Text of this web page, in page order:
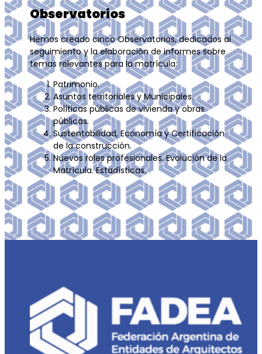
Observatorios
Hemos creado cinco Observatorios, dedicados al
seguimiento y la elaboración de informes sobre
temas relevantes para la matrícula:
Patrimonio.
Asuntos territoriales y Municipales.
Políticas públicas de vivienda y obras
públicas.
Sustentabilidad, Economía y Certificación
de la construcción.
Nuevos roles profesionales. Evolución de la
Matrícula. Estadísticas.